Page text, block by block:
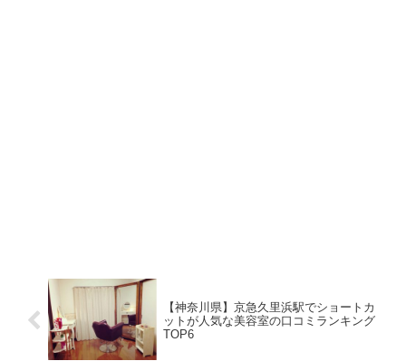
【神奈川県】京急久里浜駅でショートカ
ットが人気な美容室の口コミランキング
TOP6